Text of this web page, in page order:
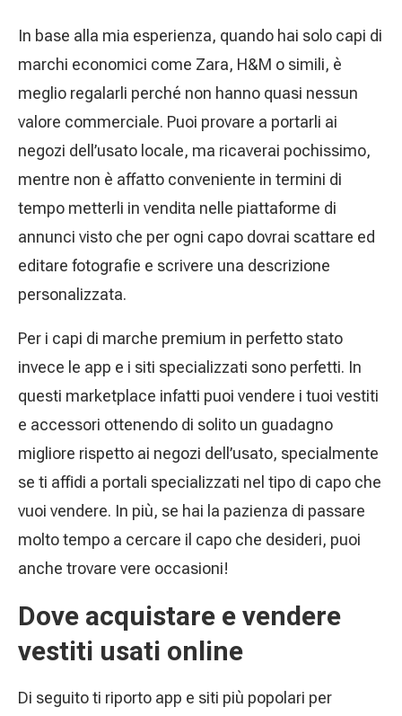
In base alla mia esperienza, quando hai solo capi di
marchi economici come Zara, H&M o simili, è
meglio regalarli perché non hanno quasi nessun
valore commerciale. Puoi provare a portarli ai
negozi dell’usato locale, ma ricaverai pochissimo,
mentre non è affatto conveniente in termini di
tempo metterli in vendita nelle piattaforme di
annunci visto che per ogni capo dovrai scattare ed
editare fotografie e scrivere una descrizione
personalizzata.
Per i capi di marche premium in perfetto stato
invece le app e i siti specializzati sono perfetti. In
questi marketplace infatti puoi vendere i tuoi vestiti
e accessori ottenendo di solito un guadagno
migliore rispetto ai negozi dell’usato, specialmente
se ti affidi a portali specializzati nel tipo di capo che
vuoi vendere. In più, se hai la pazienza di passare
molto tempo a cercare il capo che desideri, puoi
anche trovare vere occasioni!
Dove acquistare e vendere
vestiti usati online
Di seguito ti riporto app e siti più popolari per